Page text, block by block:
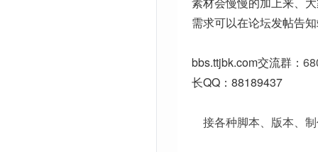
需求可以在论坛发帖告
bbs.ttjbk.com交流群：
长QQ：88189437
接各种脚本、版本、